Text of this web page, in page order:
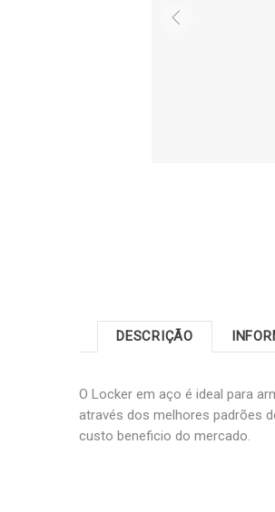
DESCRIÇÃO
O Locker em aço é ideal para
através dos melhores padrões
custo beneficio do mercado.